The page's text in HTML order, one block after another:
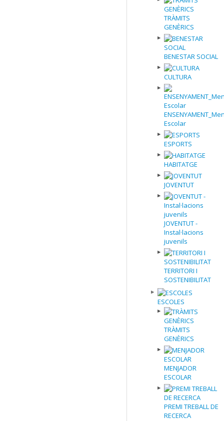
TRÀMITS
GENÈRICS
BENESTAR SOCIAL
CULTURA
Escolar
ESPORTS
HABITATGE
JOVENTUT
JOVENTUT -
Instal·lacions
juvenils
TERRITORI I
SOSTENIBILITAT
ESCOLES
TRÀMITS
GENÈRICS
MENJADOR
ESCOLAR
PREMI TREBALL DE
RECERCA